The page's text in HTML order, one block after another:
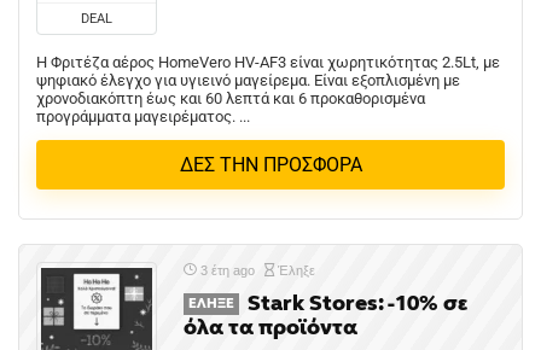
DEAL
Η Φριτέζα αέρος HomeVero HV-AF3 είναι χωρητικότητας 2.5Lt, με
ψηφιακό έλεγχο για υγιεινό μαγείρεμα. Είναι εξοπλισμένη με
χρονοδιακόπτη έως και 60 λεπτά και 6 προκαθορισμένα
προγράμματα μαγειρέματος. ...
ΔΕΣ ΤΗΝ ΠΡΟΣΦΟΡΑ
3 έτη ago Έληξε
ΈΛΗΞΕ
Stark Stores: -10% σε
όλα τα προϊόντα